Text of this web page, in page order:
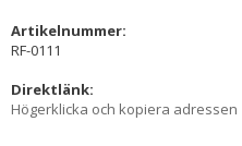
Artikelnummer:
RF-0111
Direktlänk:
Högerklicka och kopiera adressen